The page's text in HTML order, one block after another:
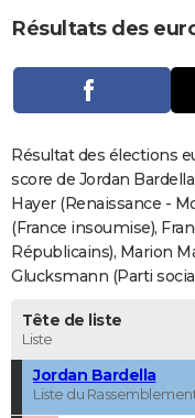
CARTE DE VOEUX
Carte de Noël
Carte Bonne année
Carte Saint-Valentin
Carte Pâques
Carte d'anniversaire
DICTIONNAIRE
Dictionnaire
Biographies
Citations
Expressions
Proverbes
PROGRAMME TV
COPAINS D'AVANT
S'inscrire
Se connecter
Lycées
Collèges
Primaires
Universités
Entreprises
Service militaire
Avis de recherche
AVIS DE DÉCÈS
FORUM
Résultats des
Résultat des élections
score de Jordan
Hayer (Renaissance -
(France insoumise),
Républicains), Marion
Glucksmann (Parti
Tête de liste
Liste
Jordan Bardella
Liste du